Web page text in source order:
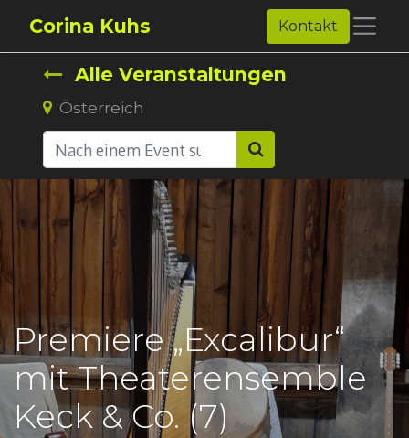
Corina Kuhs Kontakt
Alle Veranstaltungen
Österreich
Premiere „Excalibur“
mit Theaterensemble
Keck & Co. (7)